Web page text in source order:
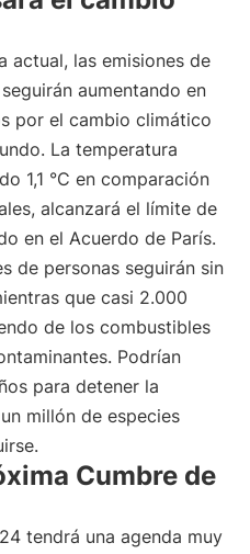
actual, las emisiones de
aumentando en
por el cambio climático
La temperatura
1,1 °C en comparación
alcanzará el límite de
en el Acuerdo de París.
de personas seguirán sin
que casi 2.000
de los combustibles
Podrían
para detener la
millón de especies
Cumbre de
tendrá una agenda muy